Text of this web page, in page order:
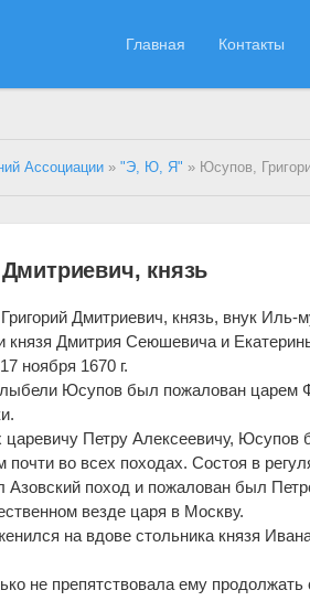
Главная Контакты
Ассоциации »"Э, Ю, Я" » Юсупов,
князь
Дмитриевич, князь, внук
князя Дмитрия Сеюшевича и
ноября 1670 г.
Юсупов был пожалован царем
царевичу Петру Алексеевичу, Юсупов
почти во всех походах. Состоя в
поход и пожалован был
везде царя в Москву.
на вдове стольника князя
не препятствовала ему